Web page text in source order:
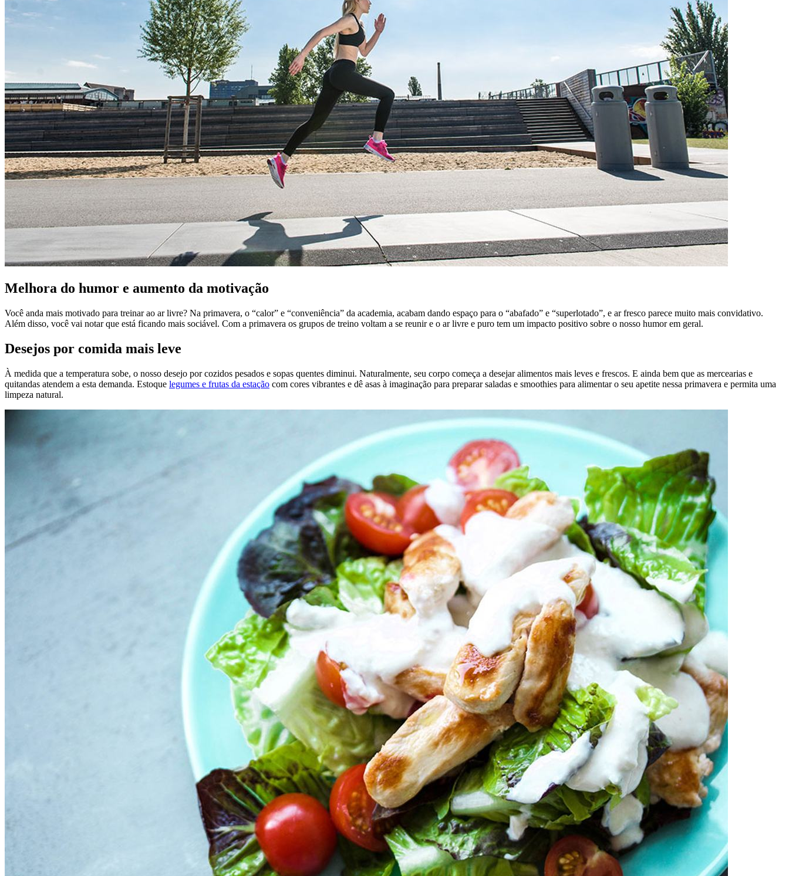
Melhora do humor e aumento da motivação
Você anda mais motivado para treinar ao ar livre? Na primavera, o “calor” e “conveniência” da academia, acabam dando espaço para o “abafado” e “superlotado”, e ar fresco parece muito mais convidativo.
Além disso, você vai notar que está ficando mais sociável. Com a primavera os grupos de treino voltam a se reunir e o ar livre e puro tem um impacto positivo sobre o nosso humor em geral.
Desejos por comida mais leve
À medida que a temperatura sobe, o nosso desejo por cozidos pesados e sopas quentes diminui. Naturalmente, seu corpo começa a desejar alimentos mais leves e frescos. E ainda bem que as mercearias e
quitandas atendem a esta demanda. Estoque legumes e frutas da estação com cores vibrantes e dê asas à imaginação para preparar saladas e smoothies para alimentar o seu apetite nessa primavera e permita uma
limpeza natural.